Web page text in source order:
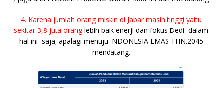
4. Karena jumlah orang miskin di Jabar masih tinggi yaitu
sekitar 3,8 juta orang lebih baik enerji dan fokus Dedi dalam
hal ini saja, apalagi menuju INDONESIA EMAS THN.2045
mendatang.